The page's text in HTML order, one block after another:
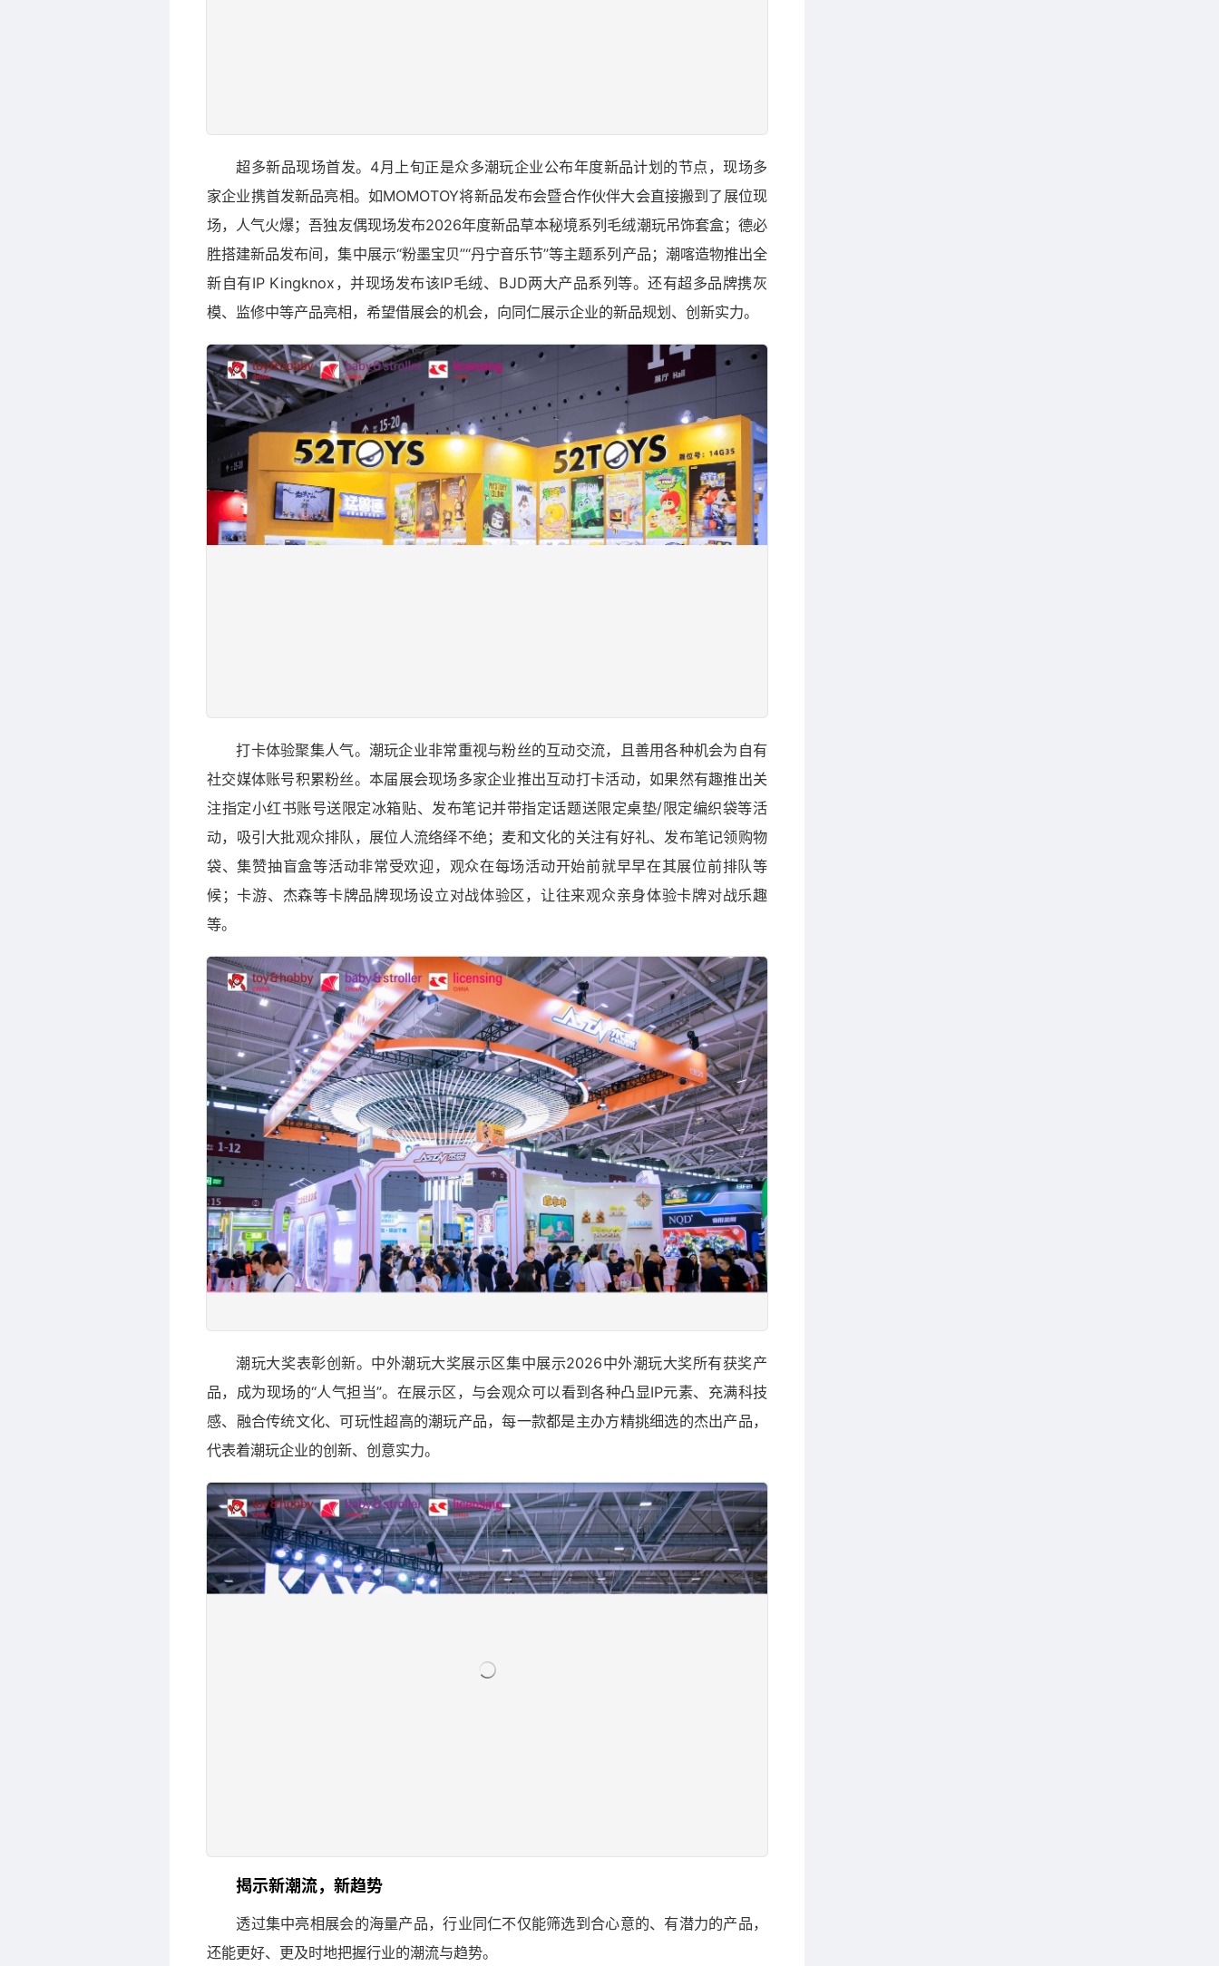
超多新品现场首发。4月上旬正是众多潮玩企业公布年度新品计划的节点，现场多
家企业携首发新品亮相。如MOMOTOY将新品发布会暨合作伙伴大会直接搬到了展位现
场，人气火爆；吾独友偶现场发布2026年度新品草本秘境系列毛绒潮玩吊饰套盒；德必
胜搭建新品发布间，集中展示“粉墨宝贝”“丹宁音乐节”等主题系列产品；潮喀造物推出全
新自有IP Kingknox，并现场发布该IP毛绒、BJD两大产品系列等。还有超多品牌携灰
模、监修中等产品亮相，希望借展会的机会，向同仁展示企业的新品规划、创新实力。
打卡体验聚集人气。潮玩企业非常重视与粉丝的互动交流，且善用各种机会为自有
社交媒体账号积累粉丝。本届展会现场多家企业推出互动打卡活动，如果然有趣推出关
注指定小红书账号送限定冰箱贴、发布笔记并带指定话题送限定桌垫/限定编织袋等活
动，吸引大批观众排队，展位人流络绎不绝；麦和文化的关注有好礼、发布笔记领购物
袋、集赞抽盲盒等活动非常受欢迎，观众在每场活动开始前就早早在其展位前排队等
候；卡游、杰森等卡牌品牌现场设立对战体验区，让往来观众亲身体验卡牌对战乐趣
等。
潮玩大奖表彰创新。中外潮玩大奖展示区集中展示2026中外潮玩大奖所有获奖产
品，成为现场的“人气担当”。在展示区，与会观众可以看到各种凸显IP元素、充满科技
感、融合传统文化、可玩性超高的潮玩产品，每一款都是主办方精挑细选的杰出产品，
代表着潮玩企业的创新、创意实力。
揭示新潮流，新趋势
透过集中亮相展会的海量产品，行业同仁不仅能筛选到合心意的、有潜力的产品，
还能更好、更及时地把握行业的潮流与趋势。